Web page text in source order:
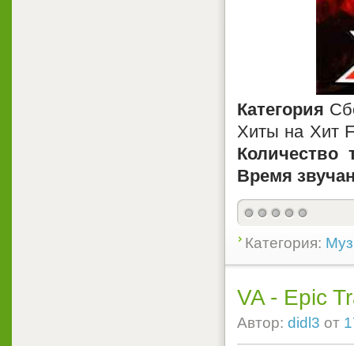
Категория
Хиты на Хит
Количество
Время
Категория:
VA - Epic
Автор: didl3 от